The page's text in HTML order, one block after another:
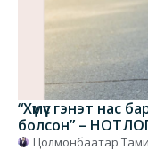
“Хүмүүс гэнэт
болсон” –
Цолмонбаатар